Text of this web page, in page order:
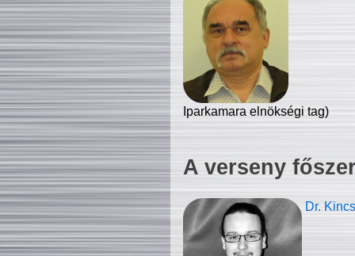
Iparkamara elnökségi tag)
A verseny
Dr.